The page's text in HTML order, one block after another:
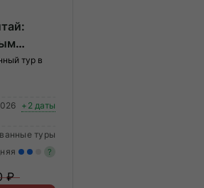
тур в
+2 даты
туры
?
₽